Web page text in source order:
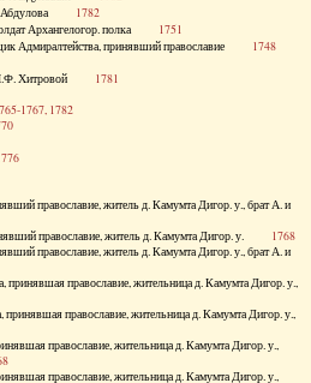
Абдулова 1782
Архангелогор. полка 1751
Адмиралтейства, принявший православие 1748
П.Ф. Хитровой 1781
1767, 1782
православие, житель д. Камумта Дигор. у., брат А. и
православие, житель д. Камумта Дигор. у. 1768
православие, житель д. Камумта Дигор. у., брат А. и
принявшая православие, жительница д. Камумта Дигор. у.,
принявшая православие, жительница д. Камумта Дигор. у.,
православие, жительница д. Камумта Дигор. у.,
православие, жительница д. Камумта Дигор. у.,